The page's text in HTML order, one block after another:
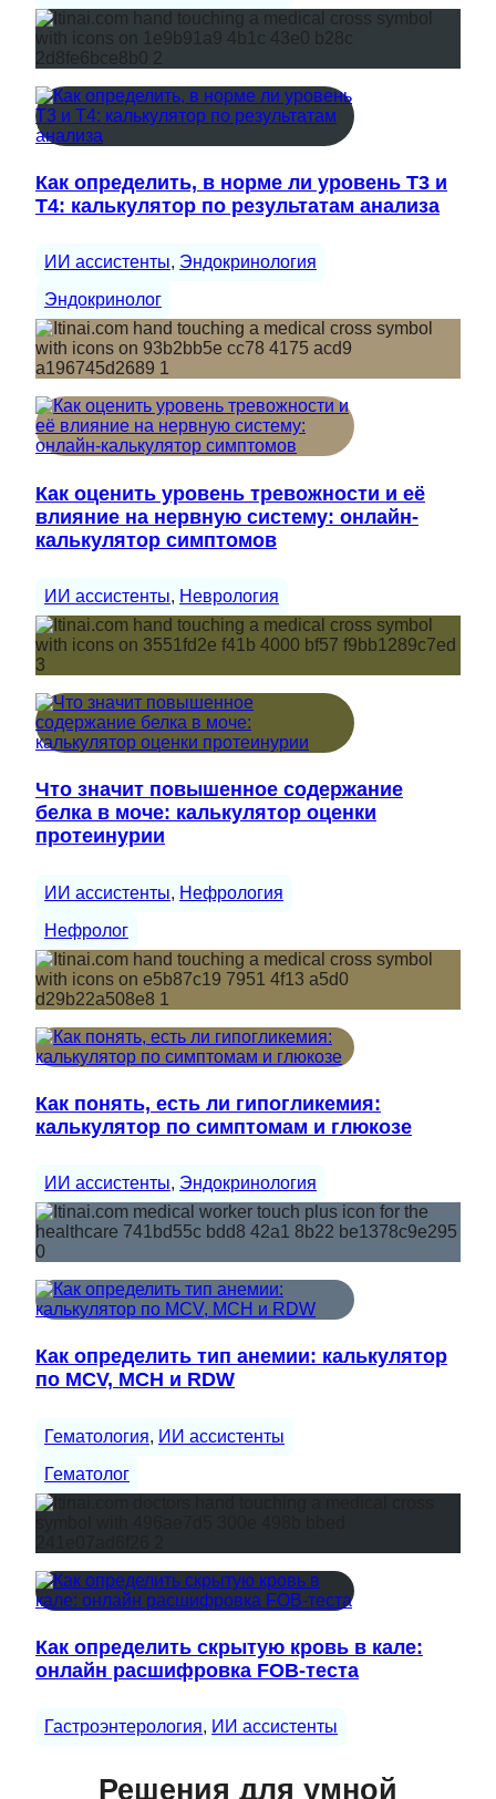
Как определить, в норме ли уровень Т3 и
Т4: калькулятор по результатам анализа
ИИ ассистенты, Эндокринология
Эндокринолог
Как оценить уровень тревожности и её
влияние на нервную систему: онлайн-
калькулятор симптомов
ИИ ассистенты, Неврология
Что значит повышенное содержание
белка в моче: калькулятор оценки
протеинурии
ИИ ассистенты, Нефрология
Нефролог
Как понять, есть ли гипогликемия:
калькулятор по симптомам и глюкозе
ИИ ассистенты, Эндокринология
Как определить тип анемии: калькулятор
по MCV, MCH и RDW
Гематология, ИИ ассистенты
Гематолог
Как определить скрытую кровь в кале:
онлайн расшифровка FOB-теста
Гастроэнтерология, ИИ ассистенты
Решения для умной